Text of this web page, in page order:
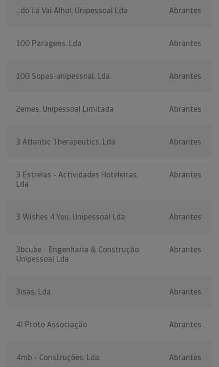
...do Lá Vai Alho!, Unipessoal Lda Abrantes
100 Paragens, Lda Abrantes
100 Sopas-unipessoal, Lda. Abrantes
2emes, Unipessoal Limitada Abrantes
3 Atlantic Therapeutics, Lda Abrantes
3 Estrelas - Actividades Hoteleiras,
Lda
Abrantes
3 Wishes 4 You, Unipessoal Lda Abrantes
3bcube - Engenharia & Construção,
Unipessoal Lda
Abrantes
3isas, Lda Abrantes
4l Proto Associação Abrantes
4mb - Construções, Lda. Abrantes